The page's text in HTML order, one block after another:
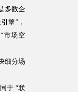
多数企
擎”，
市场空
细分场
于 “联